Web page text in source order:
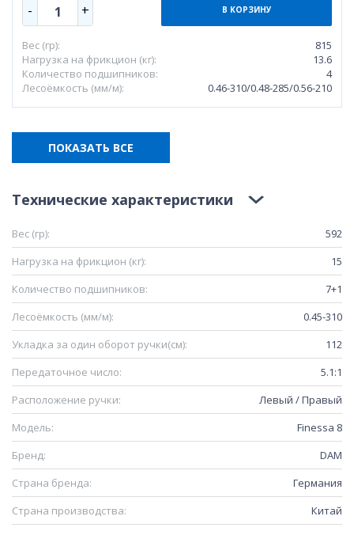
- 1 + В КОРЗИНУ
Вес (гр):
815
Нагрузка на фрикцион (кг):
13.6
Количество подшипников:
4
Лесоёмкость (мм/м):
0.46-310/0.48-285/0.56-210
ПОКАЗАТЬ ВСЕ
Технические характеристики
Вес (гр):
592
Нагрузка на фрикцион (кг):
15
Количество подшипников:
7+1
Лесоёмкость (мм/м):
0.45-310
Укладка за один оборот ручки(см):
112
Передаточное число:
5.1:1
Расположение ручки:
Левый / Правый
Модель:
Finessa 8
Бренд:
DAM
Страна бренда:
Германия
Страна производства:
Китай